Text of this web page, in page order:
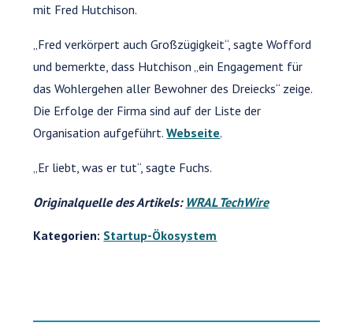
mit Fred Hutchison.
„Fred verkörpert auch Großzügigkeit“, sagte Wofford
und bemerkte, dass Hutchison „ein Engagement für
das Wohlergehen aller Bewohner des Dreiecks“ zeige.
Die Erfolge der Firma sind auf der Liste der
Organisation aufgeführt.Webseite.
„Er liebt, was er tut“, sagte Fuchs.
Originalquelle des Artikels: WRAL TechWire
Kategorien: Startup-Ökosystem